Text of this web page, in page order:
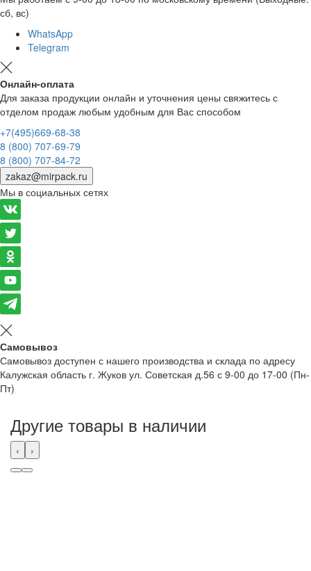
сб, вс)
WhatsApp
Telegram
Онлайн-оплата
Для заказа продукции онлайн и уточнения цены свяжитесь с
отделом продаж любым удобным для Вас способом
+7(495)669-68-38
8 (800) 707-69-79
8 (800) 707-84-72
zakaz@mirpack.ru
Мы в социальных сетях
Самовывоз
Самовывоз доступен с нашего производства и склада по адресу
Калужская область г. Жуков ул. Советская д.56 с 9-00 до 17-00 (Пн-
Пт)
Другие товары в наличии
‹ ›